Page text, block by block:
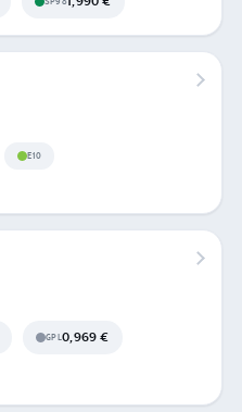
E10
GPL0,969 €